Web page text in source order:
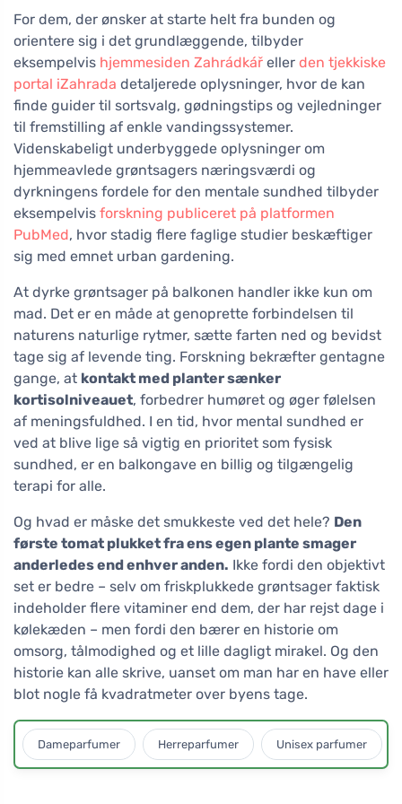
For dem, der ønsker at starte helt fra bunden og
orientere sig i det grundlæggende, tilbyder
eksempelvis hjemmesiden Zahrádkář eller den tjekkiske
portal iZahrada detaljerede oplysninger, hvor de kan
finde guider til sortsvalg, gødningstips og vejledninger
til fremstilling af enkle vandingssystemer.
Videnskabeligt underbyggede oplysninger om
hjemmeavlede grøntsagers næringsværdi og
dyrkningens fordele for den mentale sundhed tilbyder
eksempelvis forskning publiceret på platformen
PubMed, hvor stadig flere faglige studier beskæftiger
sig med emnet urban gardening.
At dyrke grøntsager på balkonen handler ikke kun om
mad. Det er en måde at genoprette forbindelsen til
naturens naturlige rytmer, sætte farten ned og bevidst
tage sig af levende ting. Forskning bekræfter gentagne
gange, at kontakt med planter sænker
kortisolniveauet, forbedrer humøret og øger følelsen
af meningsfuldhed. I en tid, hvor mental sundhed er
ved at blive lige så vigtig en prioritet som fysisk
sundhed, er en balkongave en billig og tilgængelig
terapi for alle.
Og hvad er måske det smukkeste ved det hele? Den
første tomat plukket fra ens egen plante smager
anderledes end enhver anden. Ikke fordi den objektivt
set er bedre – selv om friskplukkede grøntsager faktisk
indeholder flere vitaminer end dem, der har rejst dage i
kølekæden – men fordi den bærer en historie om
omsorg, tålmodighed og et lille dagligt mirakel. Og den
historie kan alle skrive, uanset om man har en have eller
blot nogle få kvadratmeter over byens tage.
Dameparfumer Herreparfumer Unisex parfumer